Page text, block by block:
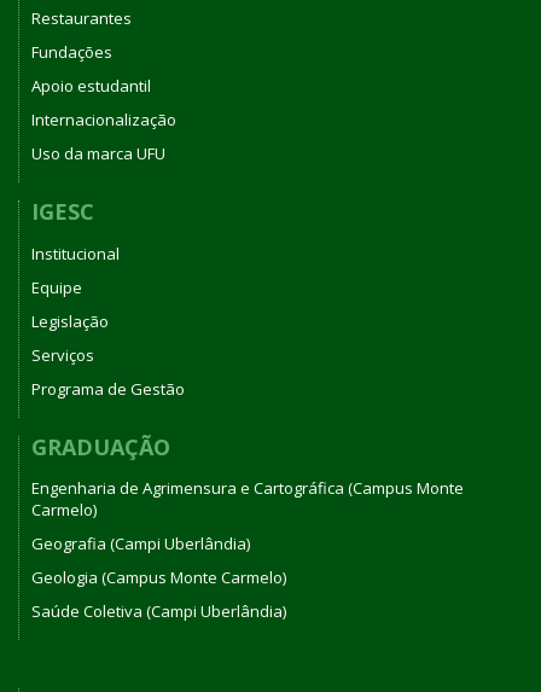
Restaurantes
Fundações
Apoio estudantil
Internacionalização
Uso da marca UFU
IGESC
Institucional
Equipe
Legislação
Serviços
Programa de Gestão
GRADUAÇÃO
Engenharia de Agrimensura e Cartográfica (Campus Monte
Carmelo)
Geografia (Campi Uberlândia)
Geologia (Campus Monte Carmelo)
Saúde Coletiva (Campi Uberlândia)